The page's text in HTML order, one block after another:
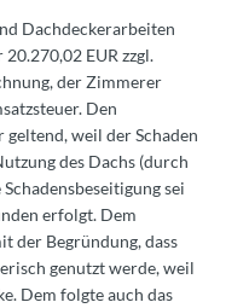
Dachdeckerarbeiten
EUR zzgl.
der Zimmerer
Den
weil der Schaden
des Dachs (durch
sei
erfolgt. Dem
der Begründung, dass
genutzt werde, weil
Dem folgte auch das